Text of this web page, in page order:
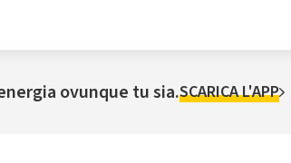
ovunque tu sia.SCARICA L'APP